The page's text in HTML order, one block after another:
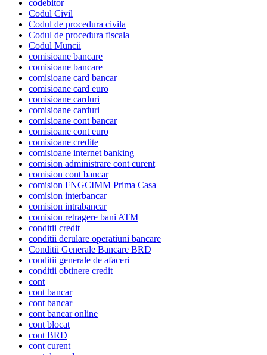
codebitor
Codul Civil
Codul de procedura civila
Codul de procedura fiscala
Codul Muncii
comisioane bancare
comisioane bancare
comisioane card bancar
comisioane card euro
comisioane carduri
comisioane carduri
comisioane cont bancar
comisioane cont euro
comisioane credite
comisioane internet banking
comision administrare cont curent
comision cont bancar
comision FNGCIMM Prima Casa
comision interbancar
comision intrabancar
comision retragere bani ATM
conditii credit
conditii derulare operatiuni bancare
Conditii Generale Bancare BRD
conditii generale de afaceri
conditii obtinere credit
cont
cont bancar
cont bancar
cont bancar online
cont blocat
cont BRD
cont curent